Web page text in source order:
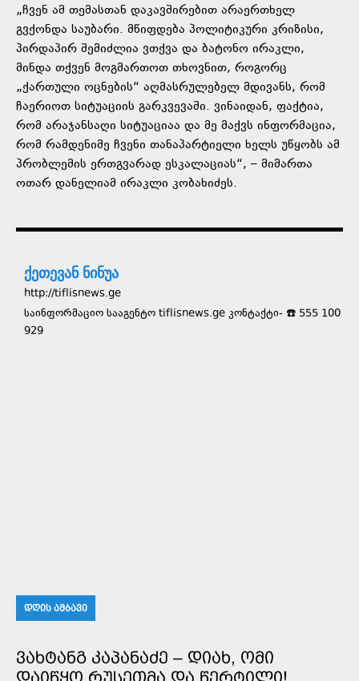
„ჩვენ ამ თემასთან დაკავშირებით არაერთხელ
გვქონდა საუბარი. მწიფდება პოლიტიკური კრიზისი,
პირდაპირ შემიძლია ვთქვა და ბატონო ირაკლი,
მინდა თქვენ მოგმართოთ თხოვნით, როგორც
„ქართული ოცნების“ აღმასრულებელ მდივანს, რომ
ჩაერიოთ სიტუაციის გარკვევაში. ვინაიდან, ფაქტია,
რომ არაჯანსაღი სიტუაციაა და მე მაქვს ინფორმაცია,
რომ რამდენიმე ჩვენი თანაპარტიელი ხელს უწყობს ამ
პრობლემის ერთგვარად ესკალაციას“, – მიმართა
ოთარ დანელიამ ირაკლი კობახიძეს.
ქეთევან ნინუა
http://tiflisnews.ge
საინფორმაციო სააგენტო tiflisnews.ge კონტაქტი- ☎️ 555 100
929
ᲓᲦᲘᲡ ᲐᲛᲑᲐᲕᲘ
ᲕᲐᲮᲢᲐᲜᲒ ᲙᲐᲞᲐᲜᲐᲫᲔ – ᲓᲘᲐᲮ, ᲝᲛᲘ
ᲓᲐᲘᲬᲧᲝ ᲠᲣᲡᲔᲗᲛᲐ ᲓᲐ ᲬᲔᲠᲢᲘᲚᲘ!